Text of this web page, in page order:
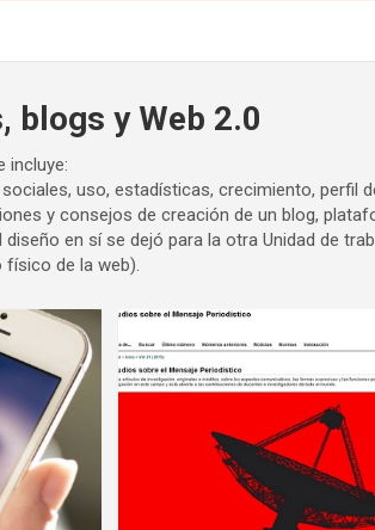
blogs y Web 2.0
incluye:
uso, estadísticas, crecimiento, perfil
y consejos de creación de un blog,
en sí se dejó para la otra Unidad de
físico de la web).